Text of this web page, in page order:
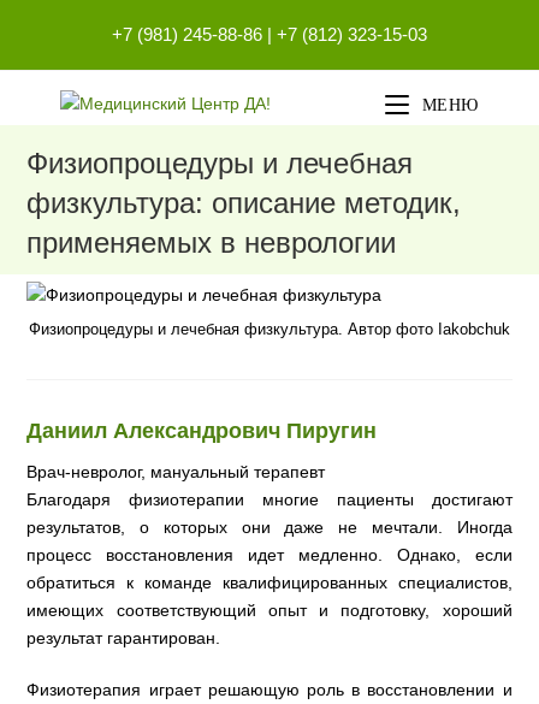
содержимому
+7 (981) 245-88-86 | +7 (812) 323-15-03
МЕНЮ
Физиопроцедуры и лечебная
физкультура: описание методик,
применяемых в неврологии
Физиопроцедуры и лечебная физкультура. Автор фото Iakobchuk
Даниил Александрович Пиругин
Врач-невролог, мануальный терапевт
Благодаря физиотерапии многие пациенты достигают
результатов, о которых они даже не мечтали. Иногда
процесс восстановления идет медленно. Однако, если
обратиться к команде квалифицированных специалистов,
имеющих соответствующий опыт и подготовку, хороший
результат гарантирован.
Физиотерапия играет решающую роль в восстановлении и